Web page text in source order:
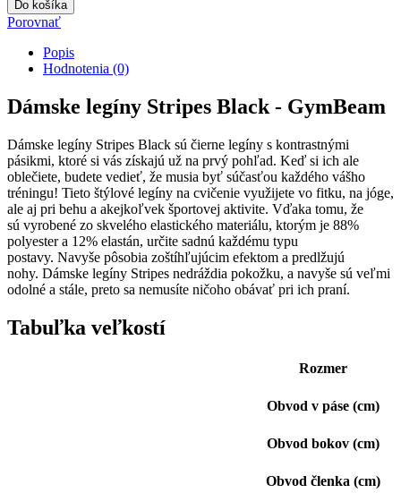
Do košíka
Porovnať
Popis
Hodnotenia (0)
Dámske legíny Stripes Black - GymBeam
Dámske legíny Stripes Black sú čierne legíny s kontrastnými
pásikmi, ktoré si vás získajú už na prvý pohľad. Keď si ich ale
oblečiete, budete vedieť, že musia byť súčasťou každého vášho
tréningu! Tieto štýlové legíny na cvičenie využijete vo fitku, na jóge,
ale aj pri behu a akejkoľvek športovej aktivite. Vďaka tomu, že
sú vyrobené zo skvelého elastického materiálu, ktorým je 88%
polyester a 12% elastán, určite sadnú každému typu
postavy. Navyše pôsobia zoštíhľujúcim efektom a predlžujú
nohy. Dámske legíny Stripes nedráždia pokožku, a navyše sú veľmi
odolné a stále, preto sa nemusíte ničoho obávať pri ich praní.
Tabuľka veľkostí
Rozmer
Obvod v páse (cm)
Obvod bokov (cm)
Obvod členka (cm)